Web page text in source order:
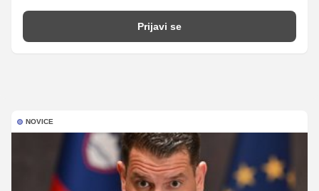
Prijavi se
NOVICE